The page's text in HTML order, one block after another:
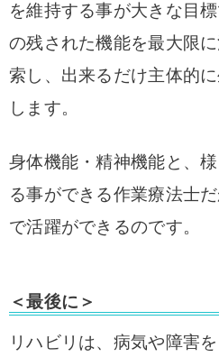
を維持する事が大きな目
の残された機能を最大限
索し、出来るだけ主体的
します。
身体機能・精神機能と、
る事ができる作業療法士
で活躍ができるのです。
＜最後に＞
リハビリは、病気や障害